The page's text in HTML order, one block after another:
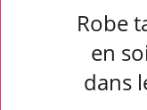
Robe
en
dans